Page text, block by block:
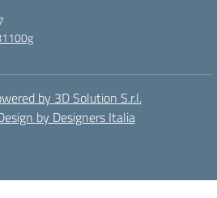
by 3D Solution S.r.l.
by Designers Italia